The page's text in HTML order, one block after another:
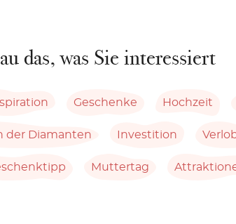
das, was Sie interessiert
Geschenke Hochzeit
der Diamanten Investition
Muttertag